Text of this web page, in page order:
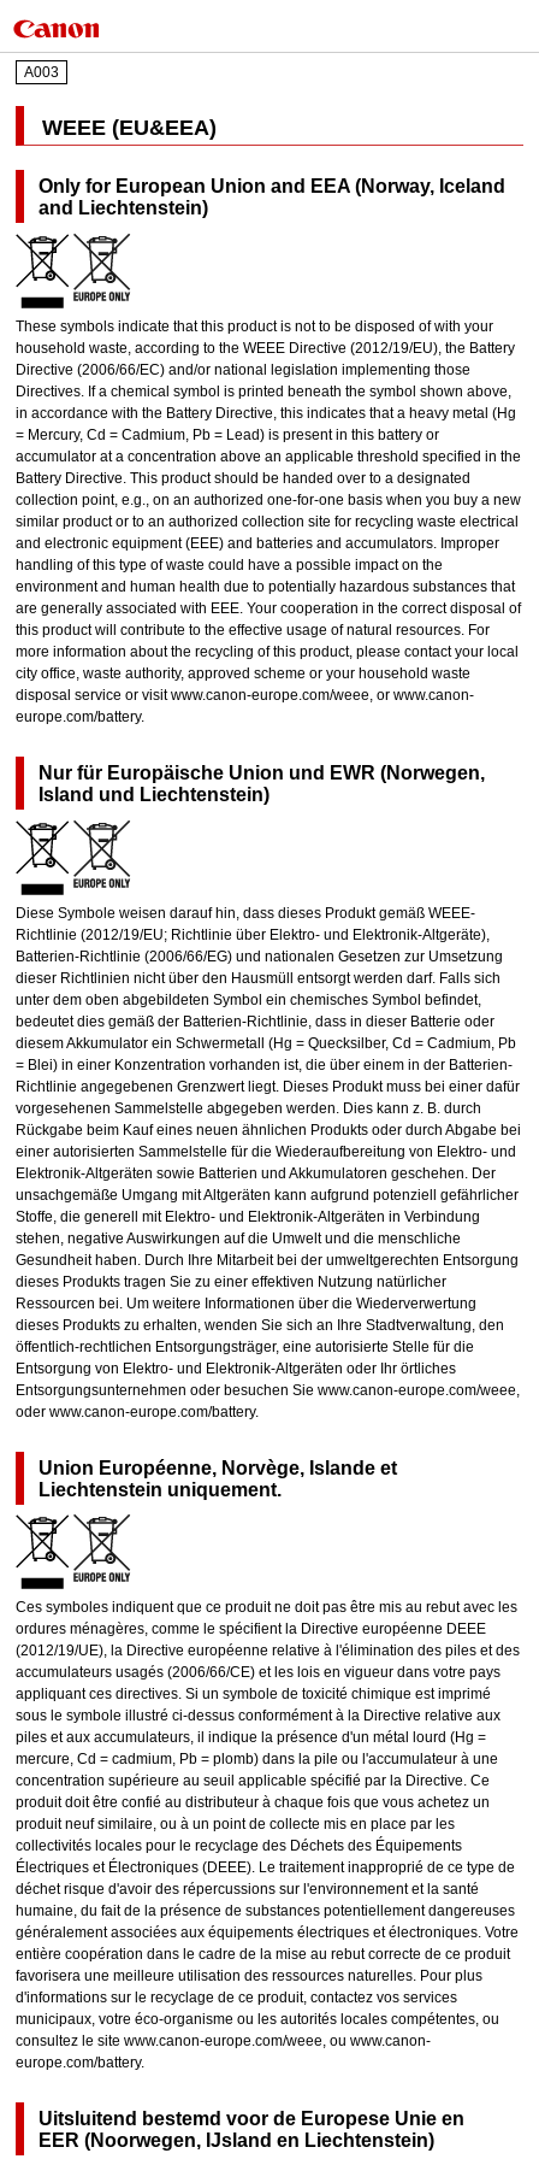
A003
WEEE (EU&EEA)
Only for European Union and EEA (Norway, Iceland
and Liechtenstein)
These symbols indicate that this product is not to be disposed of with your
household waste, according to the WEEE Directive (2012/19/EU), the Battery
Directive (2006/66/EC) and/or national legislation implementing those
Directives. If a chemical symbol is printed beneath the symbol shown above,
in accordance with the Battery Directive, this indicates that a heavy metal (Hg
= Mercury, Cd = Cadmium, Pb = Lead) is present in this battery or
accumulator at a concentration above an applicable threshold specified in the
Battery Directive. This product should be handed over to a designated
collection point, e.g., on an authorized one-for-one basis when you buy a new
similar product or to an authorized collection site for recycling waste electrical
and electronic equipment (EEE) and batteries and accumulators. Improper
handling of this type of waste could have a possible impact on the
environment and human health due to potentially hazardous substances that
are generally associated with EEE. Your cooperation in the correct disposal of
this product will contribute to the effective usage of natural resources. For
more information about the recycling of this product, please contact your local
city office, waste authority, approved scheme or your household waste
disposal service or visit www.canon-europe.com/weee, or www.canon-
europe.com/battery.
Nur für Europäische Union und EWR (Norwegen,
Island und Liechtenstein)
Diese Symbole weisen darauf hin, dass dieses Produkt gemäß WEEE-
Richtlinie (2012/19/EU; Richtlinie über Elektro- und Elektronik-Altgeräte),
Batterien-Richtlinie (2006/66/EG) und nationalen Gesetzen zur Umsetzung
dieser Richtlinien nicht über den Hausmüll entsorgt werden darf. Falls sich
unter dem oben abgebildeten Symbol ein chemisches Symbol befindet,
bedeutet dies gemäß der Batterien-Richtlinie, dass in dieser Batterie oder
diesem Akkumulator ein Schwermetall (Hg = Quecksilber, Cd = Cadmium, Pb
= Blei) in einer Konzentration vorhanden ist, die über einem in der Batterien-
Richtlinie angegebenen Grenzwert liegt. Dieses Produkt muss bei einer dafür
vorgesehenen Sammelstelle abgegeben werden. Dies kann z. B. durch
Rückgabe beim Kauf eines neuen ähnlichen Produkts oder durch Abgabe bei
einer autorisierten Sammelstelle für die Wiederaufbereitung von Elektro- und
Elektronik-Altgeräten sowie Batterien und Akkumulatoren geschehen. Der
unsachgemäße Umgang mit Altgeräten kann aufgrund potenziell gefährlicher
Stoffe, die generell mit Elektro- und Elektronik-Altgeräten in Verbindung
stehen, negative Auswirkungen auf die Umwelt und die menschliche
Gesundheit haben. Durch Ihre Mitarbeit bei der umweltgerechten Entsorgung
dieses Produkts tragen Sie zu einer effektiven Nutzung natürlicher
Ressourcen bei. Um weitere Informationen über die Wiederverwertung
dieses Produkts zu erhalten, wenden Sie sich an Ihre Stadtverwaltung, den
öffentlich-rechtlichen Entsorgungsträger, eine autorisierte Stelle für die
Entsorgung von Elektro- und Elektronik-Altgeräten oder Ihr örtliches
Entsorgungsunternehmen oder besuchen Sie www.canon-europe.com/weee,
oder www.canon-europe.com/battery.
Union Européenne, Norvège, Islande et
Liechtenstein uniquement.
Ces symboles indiquent que ce produit ne doit pas être mis au rebut avec les
ordures ménagères, comme le spécifient la Directive européenne DEEE
(2012/19/UE), la Directive européenne relative à l'élimination des piles et des
accumulateurs usagés (2006/66/CE) et les lois en vigueur dans votre pays
appliquant ces directives. Si un symbole de toxicité chimique est imprimé
sous le symbole illustré ci-dessus conformément à la Directive relative aux
piles et aux accumulateurs, il indique la présence d'un métal lourd (Hg =
mercure, Cd = cadmium, Pb = plomb) dans la pile ou l'accumulateur à une
concentration supérieure au seuil applicable spécifié par la Directive. Ce
produit doit être confié au distributeur à chaque fois que vous achetez un
produit neuf similaire, ou à un point de collecte mis en place par les
collectivités locales pour le recyclage des Déchets des Équipements
Électriques et Électroniques (DEEE). Le traitement inapproprié de ce type de
déchet risque d'avoir des répercussions sur l'environnement et la santé
humaine, du fait de la présence de substances potentiellement dangereuses
généralement associées aux équipements électriques et électroniques. Votre
entière coopération dans le cadre de la mise au rebut correcte de ce produit
favorisera une meilleure utilisation des ressources naturelles. Pour plus
d'informations sur le recyclage de ce produit, contactez vos services
municipaux, votre éco-organisme ou les autorités locales compétentes, ou
consultez le site www.canon-europe.com/weee, ou www.canon-
europe.com/battery.
Uitsluitend bestemd voor de Europese Unie en
EER (Noorwegen, IJsland en Liechtenstein)